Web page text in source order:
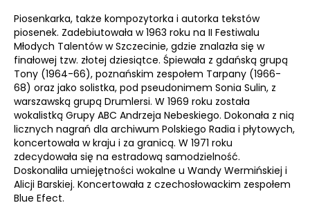
Piosenkarka, także kompozytorka i autorka tekstów
piosenek. Zadebiutowała w 1963 roku na II Festiwalu
Młodych Talentów w Szczecinie, gdzie znalazła się w
finałowej tzw. złotej dziesiątce. Śpiewała z gdańską grupą
Tony (1964-66), poznańskim zespołem Tarpany (1966-
68) oraz jako solistka, pod pseudonimem Sonia Sulin, z
warszawską grupą Drumlersi. W 1969 roku została
wokalistką Grupy ABC Andrzeja Nebeskiego. Dokonała z nią
licznych nagrań dla archiwum Polskiego Radia i płytowych,
koncertowała w kraju i za granicą. W 1971 roku
zdecydowała się na estradową samodzielność.
Doskonaliła umiejętności wokalne u Wandy Wermińskiej i
Alicji Barskiej. Koncertowała z czechosłowackim zespołem
Blue Efect.